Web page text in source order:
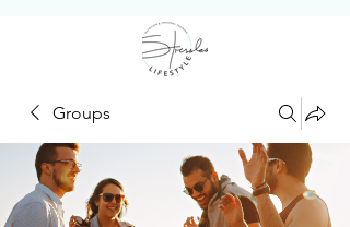
Groups